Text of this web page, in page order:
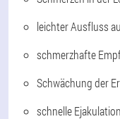
leichter Ausfluss
schmerzhafte
Schwächung der
schnelle